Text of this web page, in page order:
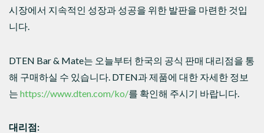
시장에서 지속적인 성장과 성공을 위한 발판을 마련한 것입
니다.
DTEN Bar & Mate는 오늘부터 한국의 공식 판매 대리점을 통
해 구매하실 수 있습니다. DTEN과 제품에 대한 자세한 정보
는 https://www.dten.com/ko/를 확인해 주시기 바랍니다.
대리점: